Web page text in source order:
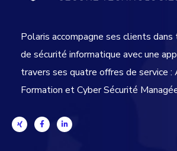
Polaris accompagne ses clients
de sécurité informatique avec une
travers ses quatre offres de service :
Formation et Cyber Sécurité